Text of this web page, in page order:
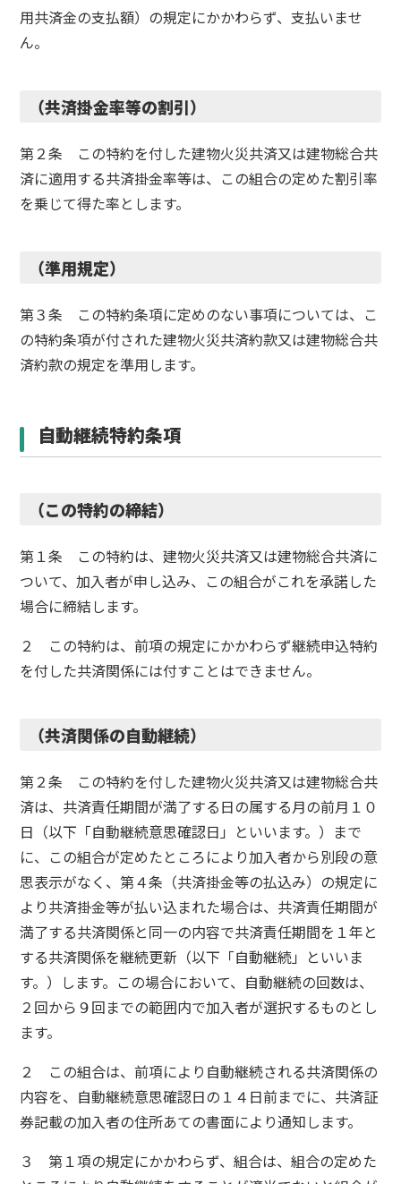
用共済金の支払額）の規定にかかわらず、支払いませ
ん。
（共済掛金率等の割引）
第２条 この特約を付した建物火災共済又は建物総合共
済に適用する共済掛金率等は、この組合の定めた割引率
を乗じて得た率とします。
（準用規定）
第３条 この特約条項に定めのない事項については、こ
の特約条項が付された建物火災共済約款又は建物総合共
済約款の規定を準用します。
自動継続特約条項
（この特約の締結）
第１条 この特約は、建物火災共済又は建物総合共済に
ついて、加入者が申し込み、この組合がこれを承諾した
場合に締結します。
２ この特約は、前項の規定にかかわらず継続申込特約
を付した共済関係には付すことはできません。
（共済関係の自動継続）
第２条 この特約を付した建物火災共済又は建物総合共
済は、共済責任期間が満了する日の属する月の前月１０
日（以下「自動継続意思確認日」といいます。）まで
に、この組合が定めたところにより加入者から別段の意
思表示がなく、第４条（共済掛金等の払込み）の規定に
より共済掛金等が払い込まれた場合は、共済責任期間が
満了する共済関係と同一の内容で共済責任期間を１年と
する共済関係を継続更新（以下「自動継続」といいま
す。）します。この場合において、自動継続の回数は、
２回から９回までの範囲内で加入者が選択するものとし
ます。
２ この組合は、前項により自動継続される共済関係の
内容を、自動継続意思確認日の１４日前までに、共済証
券記載の加入者の住所あての書面により通知します。
３ 第１項の規定にかかわらず、組合は、組合の定めた